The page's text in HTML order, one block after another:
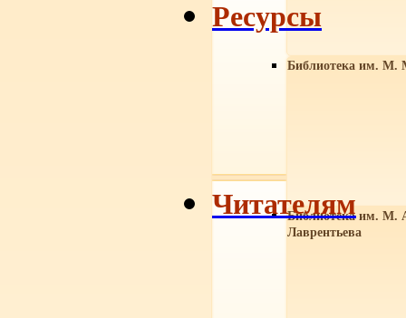
Библиотека им. М.
Библиотека им. М.
Лаврентьева
Ресурсы
Читателям